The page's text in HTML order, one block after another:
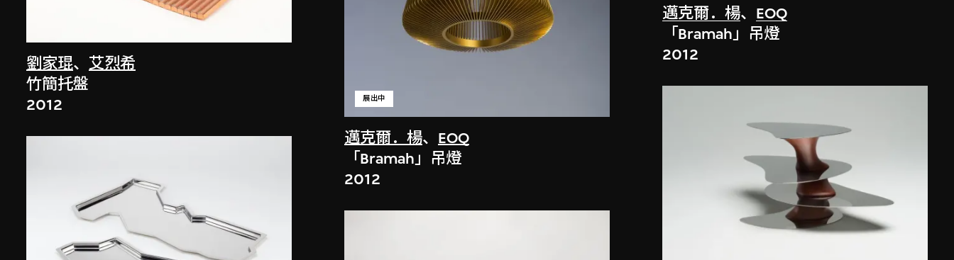
劉家琨、艾烈希
竹簡托盤
2012
邁克爾．楊、 EOQ
展出中
「Bramah」吊燈
2012
邁克爾．楊、 EOQ
「Bramah」吊燈
2012